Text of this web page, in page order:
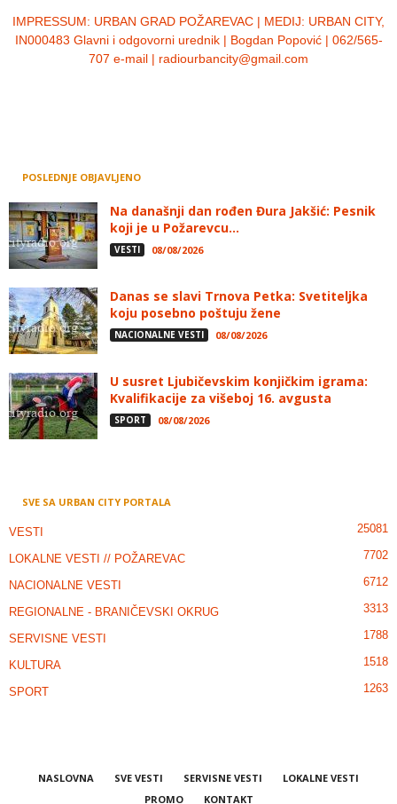
IMPRESSUM: URBAN GRAD POŽAREVAC | MEDIJ: URBAN CITY,
IN000483 Glavni i odgovorni urednik | Bogdan Popović | 062/565-
707 e-mail | radiourbancity@gmail.com
POSLEDNJE OBJAVLJENO
Na današnji dan rođen Đura Jakšić: Pesnik
koji je u Požarevcu...
VESTI 08/08/2026
Danas se slavi Trnova Petka: Svetiteljka
koju posebno poštuju žene
NACIONALNE VESTI 08/08/2026
U susret Ljubičevskim konjičkim igrama:
Kvalifikacije za višeboj 16. avgusta
SPORT 08/08/2026
SVE SA URBAN CITY PORTALA
VESTI 25081
LOKALNE VESTI // POŽAREVAC 7702
NACIONALNE VESTI 6712
REGIONALNE - BRANIČEVSKI OKRUG 3313
SERVISNE VESTI 1788
KULTURA 1518
SPORT 1263
NASLOVNA SVE VESTI SERVISNE VESTI
LOKALNE VESTI
PROMO
KONTAKT